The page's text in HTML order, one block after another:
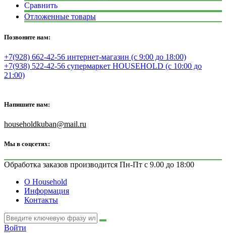
Сравнить
Отложенные товары
Позвоните нам:
+7(928) 662-42-56 интернет-магазин (с 9:00 до 18:00)
+7(938) 522-42-56 супермаркет HOUSEHOLD (с 10:00 до
21:00)
Напишите нам:
householdkuban@mail.ru
Мы в соцсетях:
Обработка заказов производится Пн-Пт с 9.00 до 18:00
О Household
Информация
Контакты
Войти